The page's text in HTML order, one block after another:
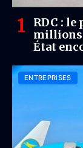
RDC :
millions
État
ENTREPRISES